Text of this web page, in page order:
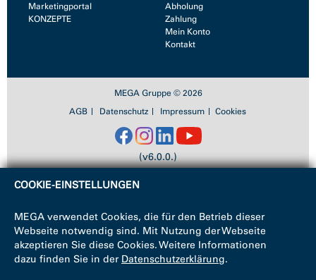
Marketingportal
KONZEPTE
Abholung
Zahlung
Mein Konto
Kontakt
MEGA Gruppe © 2026
AGB
Datenschutz Impressum Cookies
(v6.0.0.)
COOKIE-EINSTELLUNGEN
MEGA verwendet Cookies, die für den Betrieb dieser
Webseite notwendig sind. Mit Nutzung der Webseite
akzeptieren Sie diese Cookies. Weitere Informationen
dazu finden Sie in der Datenschutzerklärung.